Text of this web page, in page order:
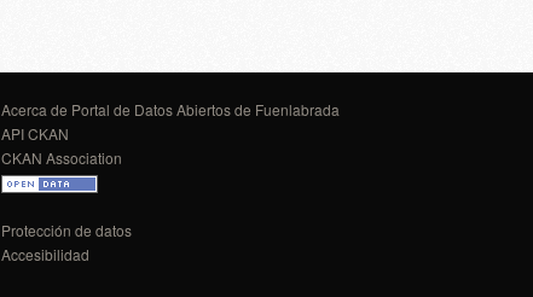
Acerca de Portal de Datos Abiertos de Fuenlabrada
API CKAN
CKAN Association
Protección de datos
Accesibilidad